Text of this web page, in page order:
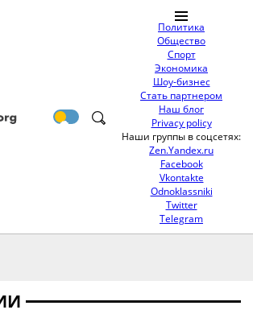
Политика
Общество
Спорт
Экономика
Шоу-бизнес
Стать партнером
Наш блог
Privacy policy
Наши группы в соцсетях:
Zen.Yandex.ru
Facebook
Vkontakte
Odnoklassniki
Twitter
Telegram